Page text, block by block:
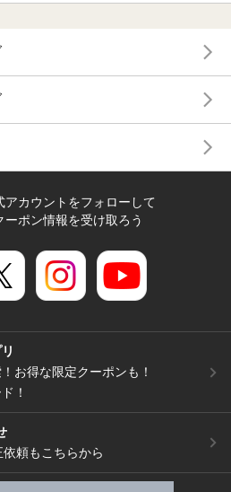
アカウントをフォローして
ーポン情報を受け取ろう
お得な限定クーポンも！
！
頼もこちらから